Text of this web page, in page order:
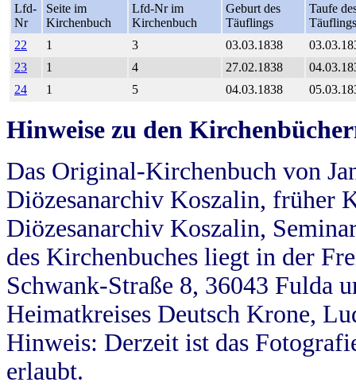
Lfd-
Nr
Seite im
Kirchenbuch
Lfd-Nr im
Kirchenbuch
Geburt des
Täuflings
Taufe
Täuflings
22
1 3 03.03.1838
23
1 4 27.02.1838
24
1 5 04.03.1838
Hinweise zu den
Das Original-Kirchenbuch von
Diözesanarchiv Koszalin, früher
Diözesanarchiv Koszalin,
des Kirchenbuches liegt in der
Schwank-Straße 8, 36043 Fulda
Heimatkreises Deutsch Krone,
Hinweis: Derzeit ist das
erlaubt.